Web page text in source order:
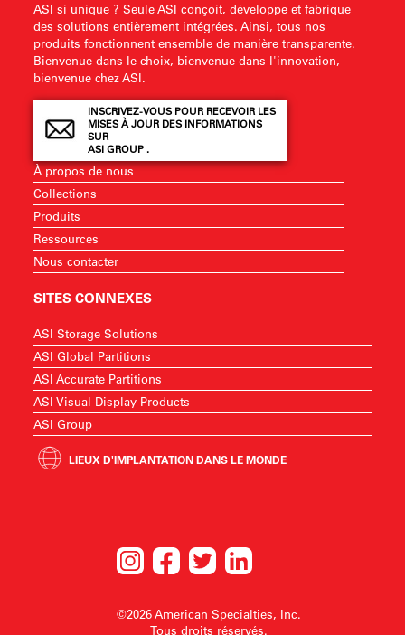
ASI si unique ? Seule ASI conçoit, développe et fabrique
des solutions entièrement intégrées. Ainsi, tous nos
produits fonctionnent ensemble de manière transparente.
Bienvenue dans le choix, bienvenue dans l'innovation,
bienvenue chez ASI.
INSCRIVEZ-VOUS POUR RECEVOIR LES
MISES À JOUR DES INFORMATIONS
SUR
ASI GROUP .
À propos de nous
Collections
Produits
Ressources
Nous contacter
SITES CONNEXES
ASI Storage Solutions
ASI Global Partitions
ASI Accurate Partitions
ASI Visual Display Products
ASI Group
LIEUX D'IMPLANTATION DANS LE MONDE
©2026 American Specialties, Inc.
Tous droits réservés.